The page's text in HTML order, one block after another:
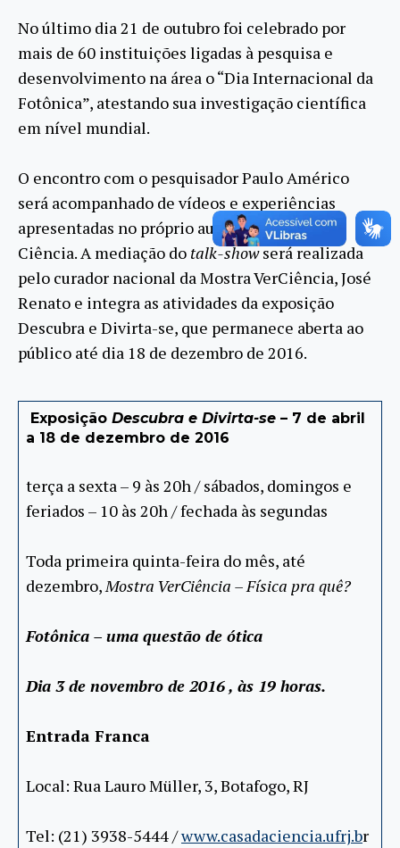
No último dia 21 de outubro foi celebrado por
mais de 60 instituições ligadas à pesquisa e
desenvolvimento na área o “Dia Internacional da
Fotônica”, atestando sua investigação científica
em nível mundial.
O encontro com o pesquisador Paulo Américo
será acompanhado de vídeos e experiências
apresentadas no próprio auditório da Casa da
Ciência. A mediação do talk-showserá realizada
pelo curador nacional da Mostra VerCiência, José
Renato e integra as atividades da exposição
Descubra e Divirta-se, que permanece aberta ao
público até dia 18 de dezembro de 2016.
Exposição Descubra e Divirta-se – 7 de abril
a 18 de dezembro de 2016
terça a sexta – 9 às 20h / sábados, domingos e
feriados – 10 às 20h / fechada às segundas
Toda primeira quinta-feira do mês, até
dezembro,Mostra VerCiência – Física pra quê?
Fotônica – uma questão de ótica
Dia 3 de novembro de 2016 , às 19 horas.
Entrada Franca
Local: Rua Lauro Müller, 3, Botafogo, RJ
Tel: (21) 3938-5444 /www.casadaciencia.ufrj.br